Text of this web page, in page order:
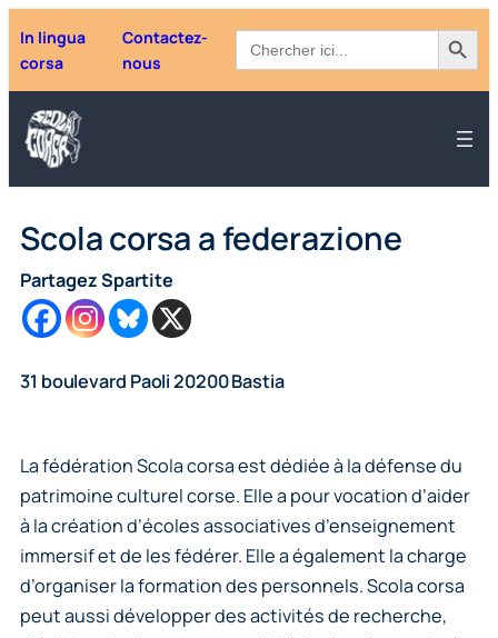
In lingua
corsa
Contactez-
nous
Search
for:
Search Button
Scola corsa a federazione
Partagez Spartite
31 boulevard Paoli 20200 Bastia
La fédération Scola corsa est dédiée à la défense du
patrimoine culturel corse. Elle a pour vocation d’aider
à la création d’écoles associatives d’enseignement
immersif et de les fédérer. Elle a également la charge
d’organiser la formation des personnels. Scola corsa
peut aussi développer des activités de recherche,